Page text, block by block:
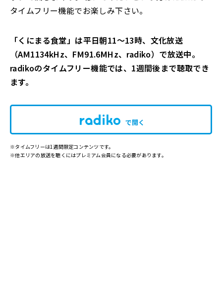
タイムフリー機能でお楽しみ下さい。
「くにまる食堂」は平日朝11～13時、文化放送
（AM1134kHz、FM91.6MHz、radiko）で放送中。
radikoのタイムフリー機能では、1週間後まで聴取でき
ます。
で開く
※タイムフリーは1週間限定コンテンツです。
※他エリアの放送を聴くにはプレミアム会員になる必要があります。